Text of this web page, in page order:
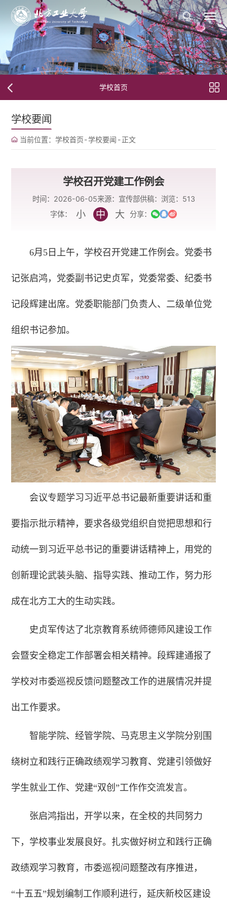
学校首页
学校要闻
当前位置： 学校首页-学校要闻 -正文
学校召开党建工作例会
时间：2026-06-05来源：宣传部供稿： 浏览： 513
字体：
小 中 大 分享：
6月5日上午，学校召开党建工作例会。党委书
记张启鸿，党委副书记史贞军，党委常委、纪委书
记段辉建出席。党委职能部门负责人、二级单位党
组织书记参加。
会议专题学习习近平总书记最新重要讲话和重
要指示批示精神，要求各级党组织自觉把思想和行
动统一到习近平总书记的重要讲话精神上，用党的
创新理论武装头脑、指导实践、推动工作，努力形
成在北方工大的生动实践。
史贞军传达了北京教育系统师德师风建设工作
会暨安全稳定工作部署会相关精神。段辉建通报了
学校对市委巡视反馈问题整改工作的进展情况并提
出工作要求。
智能学院、经管学院、马克思主义学院分别围
绕树立和践行正确政绩观学习教育、党建引领做好
学生就业工作、党建“双创”工作作交流发言。
张启鸿指出，开学以来，在全校的共同努力
下，学校事业发展良好。扎实做好树立和践行正确
政绩观学习教育，市委巡视问题整改有序推进，
“十五五”规划编制工作顺利进行，延庆新校区建设